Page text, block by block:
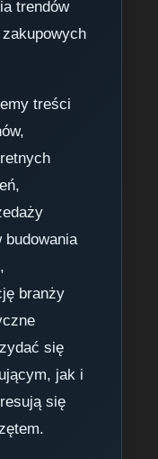
trendów
treści
branży
się
jak i
się